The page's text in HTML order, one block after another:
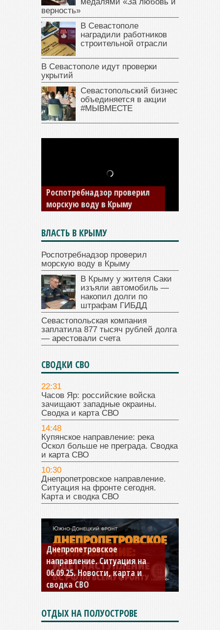
медалями «За любовь и
верность»
В Севастополе
наградили работников
строительной отрасли
В Севастополе идут проверки
укрытий
Севастопольский бизнес
объединяется в акции
#МЫВМЕСТЕ
Роспотребнадзор проверил
морскую воду в Крыму
В Крыму у жителя Саки
изъяли автомобиль —
накопил долги по штрафам
ГИБДД
ВЛАСТЬ В КРЫМУ
Роспотребнадзор проверил
морскую воду в Крыму
В Крыму у жителя Саки
изъяли автомобиль —
накопил долги по
штрафам ГИБДД
Севастопольская компания
заплатила 877 тысяч рублей долга
— арестовали счета
СВОДКИ СВО
22:31
Часов Яр: российские войска
зачищают западные окраины.
Сводка и карта СВО
14:48
Купянское направление: река
Оскол больше не преграда. Сводка
и карта СВО
10:30
Днепропетровское направление.
Ситуация на фронте сегодня.
Карта и сводка СВО
Днепропетровское
направление. Ситуация на
06.09.25. Новости, карта и
сводка СВО
Константиновское
направление. Ситуация на
04.09.25 Новости, карта и
сводка СВО
ОТДЫХ НА ПОЛУОСТРОВЕ